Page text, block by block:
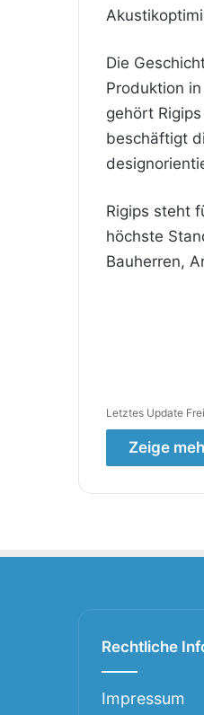
Die
Produktion
gehört
beschäftigt
Rigips steht
höchste
Bauherren,
Letztes Update
Zeige
Rechtliche
Impressum